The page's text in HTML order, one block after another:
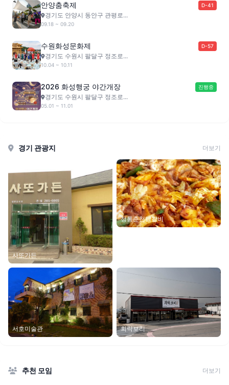
안양춤축제 D-41
경기도 안양시 동안구 관평로...
09.18 ~ 09.20
수원화성문화제 D-57
경기도 수원시 팔달구 정조로...
10.04 ~ 10.11
2026 화성행궁 야간개장 진행중
경기도 수원시 팔달구 정조로...
05.01 ~ 11.01
경기 관광지 더보기
사또가든
정통춘천닭갈비
서호미술관 희락보리
추천 모임 더보기